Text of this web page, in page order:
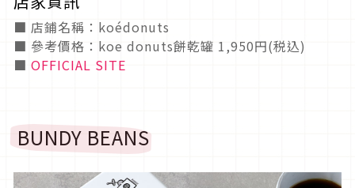
■ 店鋪名稱：koédonuts
■ 參考價格：koe donuts餅乾罐 1,950円(税込)
■ OFFICIAL SITE
BUNDY BEANS